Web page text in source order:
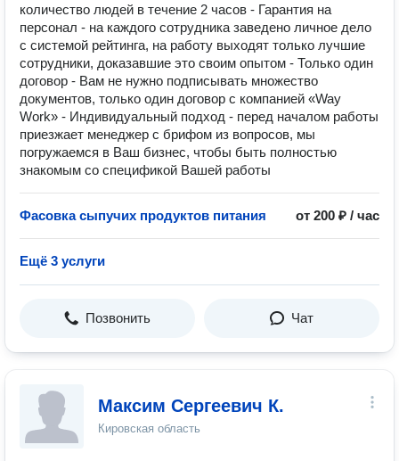
количество людей в течение 2 часов - Гарантия на
персонал - на каждого сотрудника заведено личное дело
с системой рейтинга, на работу выходят только лучшие
сотрудники, доказавшие это своим опытом - Только один
договор - Вам не нужно подписывать множество
документов, только один договор с компанией «Way
Work» - Индивидуальный подход - перед началом работы
приезжает менеджер с брифом из вопросов, мы
погружаемся в Ваш бизнес, чтобы быть полностью
знакомым со спецификой Вашей работы
Фасовка сыпучих продуктов питания от 200 ₽ / час
Ещё 3 услуги
Позвонить Чат
Максим Сергеевич К.
Кировская область